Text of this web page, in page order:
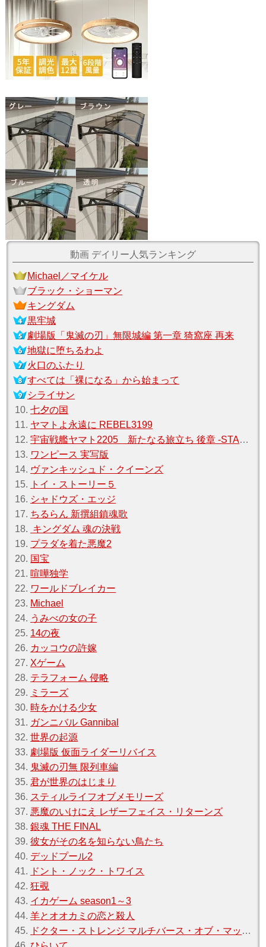
動画 デイリー人気ランキング
Michael／マイケル
ブラック・ショーマン
キングダム
黒牢城
劇場版「鬼滅の刃」無限城編 第一章 猗窩座 再来
地獄に堕ちるわよ
火口のふたり
すべては「裸になる」から始まって
シライサン
10.七夕の国
11. ヤマトよ永遠に REBEL3199
12.宇宙戦艦ヤマト2205 新たなる旅立ち 後章 -STASHA-
13. ワンピース 実写版
14. ヴァンキッシュド・クイーンズ
15.
トイ・ストーリー５
16. シャドウズ・エッジ
17. ちるらん 新撰組鎮魂歌
18. キングダム 魂の決戦
19. プラダを着た悪魔2
20. 国宝
21. 喧嘩独学
22. ワールドブレイカー
23. Michael
24. うみべの女の子
25. 14の夜
26. カッコウの許嫁
27. Xゲーム
28. テラフォーム 侵略
29. ミラーズ
30. 時をかける少女
31. ガンニバル Gannibal
32.世界の起源
33. 劇場版 仮面ライダーリバイス
34. 鬼滅の刃無 限列車編
35.君が世界のはじまり
36. スティルライフオブメモリーズ
37. 悪魔のいけにえ レザーフェイス・リターンズ
38.銀魂 THE FINAL
39.彼女がその名を知らない鳥たち
40. デッドプール2
41. ドント・ノック・トワイス
42.狂覗
43. イカゲーム season1～3
44.羊とオオカミの恋と殺人
45. ドクター・ストレンジ マルチバース・オブ・マッドネス